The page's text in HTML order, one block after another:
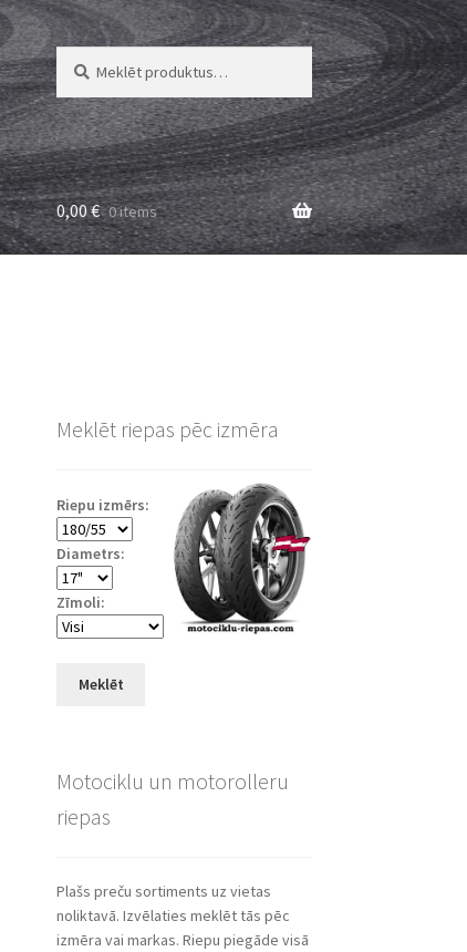
Meklēt:
Meklēt
0,00€ 0 items
Meklēt riepas pēc izmēra
Riepu izmērs:
Diametrs:
Zīmoli:
Meklēt
Motociklu un motorolleru
riepas
Plašs preču sortiments uz vietas
noliktavā. Izvēlaties meklēt tās pēc
izmēra vai markas. Riepu piegāde visā